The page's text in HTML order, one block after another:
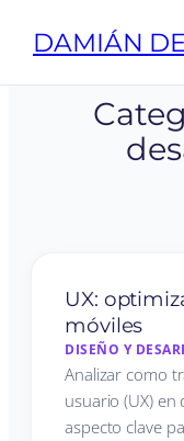
DAMIÁN
UX:
móviles
DISEÑO Y
Analizar como
usuario (UX) en
aspecto clave